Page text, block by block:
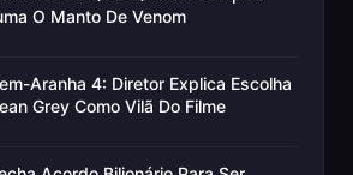
O Manto De Venom
Aranha 4: Diretor Explica Escolha
Grey Como Vilã Do Filme